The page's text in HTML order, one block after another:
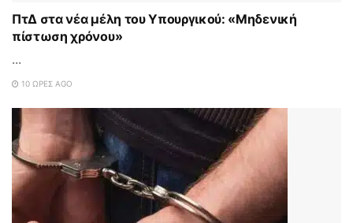
ΠτΔ στα νέα μέλη του Υπουργικού: «Μηδενική
πίστωση χρόνου»
...
10 ΏΡΕΣ AGO